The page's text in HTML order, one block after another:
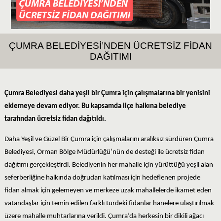
ÇUMRA BELEDİYESİ’NDEN ÜCRETSİZ FİDAN
DAĞITIMI
Çumra Belediyesi daha yeşil bir Çumra için çalışmalarına bir yenisini
eklemeye devam ediyor. Bu kapsamda ilçe halkına belediye
tarafından ücretsiz fidan dağıtıldı.
Daha Yeşil ve Güzel Bir Çumra için çalışmalarını aralıksız sürdüren Çumra
Belediyesi, Orman Bölge Müdürlüğü’nün de desteği ile ücretsiz fidan
dağıtımı gerçekleştirdi. Belediyenin her mahalle için yürüttüğü yeşil alan
seferberliğine halkında doğrudan katılması için hedeflenen projede
fidan almak için gelemeyen ve merkeze uzak mahallelerde ikamet eden
vatandaşlar için temin edilen farklı türdeki fidanlar hanelere ulaştırılmak
üzere mahalle muhtarlarına verildi. Çumra’da herkesin bir dikili ağacı